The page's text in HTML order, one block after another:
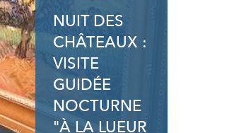
NUIT DES
CHÂTEAUX :
VISITE
GUIDÉE
NOCTURNE
"À LA LUEUR